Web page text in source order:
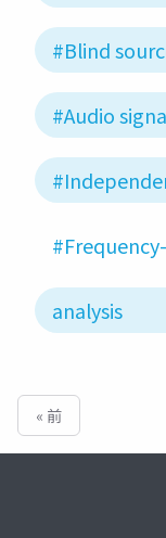
#Blind
#Audio
analysis
« 前